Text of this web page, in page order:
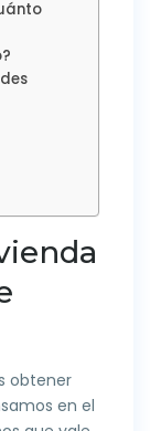
obtener
en el